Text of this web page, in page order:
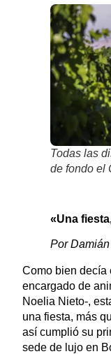
Todas las
de fondo el
«Una
Por
Como bien decía
encargado de
Noelia Nieto-,
una fiesta, más
así cumplió su
sede de lujo en